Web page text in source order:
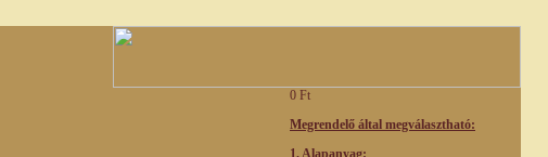
0 Ft
Megrendelő által megválasztható:
1. Alapanyag: